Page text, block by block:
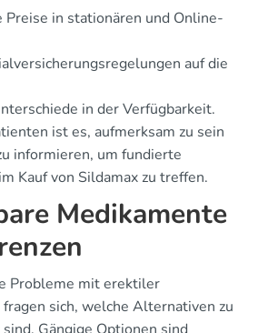
Preise in stationären und Online-
auf die
in der Verfügbarkeit.
ist es, aufmerksam zu sein
informieren, um fundierte
Kauf von Sildamax zu treffen.
Medikamente
Probleme mit erektiler
sich, welche Alternativen zu